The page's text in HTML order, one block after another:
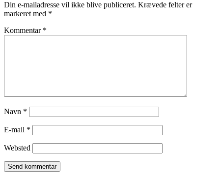
Din e-mailadresse vil ikke blive publiceret. Krævede felter er
markeret med *
Kommentar *
Navn *
E-mail *
Websted